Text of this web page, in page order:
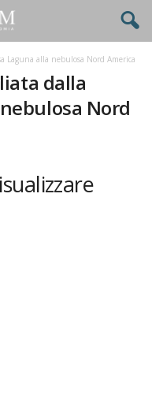
Laguna alla nebulosa Nord America
dalla
Nord